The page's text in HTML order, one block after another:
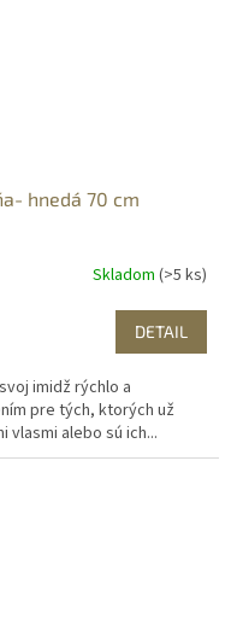
hnedá 70 cm
Skladom (>5 ks)
DETAIL
imidž rýchlo a
pre tých, ktorých už
vlasmi alebo sú ich...